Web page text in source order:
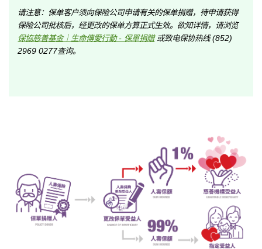
请注意：保单客户须向保险公司申请有关的保单捐赠，待申请获得
保险公司批核后，经更改的保单方算正式生效。欲知详情，请浏览
保協慈善基金｜生命傳愛行動 - 保單捐贈或致电保协热线 (852)
2969 0277查询。